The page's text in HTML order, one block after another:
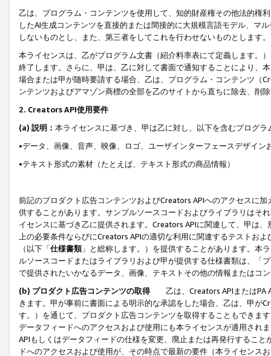
乙は、プログラム・コンテンツを使用して、知的財産権その他法的権
したAI生成コンテンツを直接的または間接的に大規模言語モデル、マ
しないものとし、また、第三者をしてこれを行わせないものとします。
本ライセンスは、乙がプログラム文書（紹介料率表にて定義します。
終了します。さらに、甲は、乙に対して書面で通知することにより、
場合または甲が随時要請する場合、乙は、プログラム・コンテンツ（
ンテンツおよびアマゾン商標の全部を乙のサイトから直ちに除去、削
2. Creators API使用要件
(a) 説明： 本ライセンスに基づき、甲は乙に対し、以下を含むプログ
•データ、画像、音声、映像、ロゴ、ユーザインターフェースデザイ
•テキスト形式の素材（たとえば、テキスト形式の商品情報）
前記のプロダクト広告コンテンツおよびCreators APIへのアクセスに
供することがあります。サンプルソースコードおよびライブラリはそ
イセンスに基づき乙に提供されます。Creators APIに関連して、甲は
上の必要条件ならびにCreators APIの適切な利用に関連するテストお
（以下「仕様書類」と総称します。）を提供することがあります。本
ルソースコードまたはライブラリおよび甲が提供する仕様書類は、「
で提供されたいかなるデータ、画像、テキストその他の情報またはコ
(b) プロダクト広告コンテンツの取得
乙は、Creators APIまたはPA
きます。甲が事前に書面による明示的な承認をした場合、乙は、甲が
す。）を通じて、プロダクト広告コンテンツを取得することもできま
データフィードへのアクセスおよび使用にも本ライセンスが適用され
APIもしくはデータフィードの仕様を変更、廃止または再発行するこ
ドへのアクセスおよび使用が、その時点で最新の要件（本ライセン